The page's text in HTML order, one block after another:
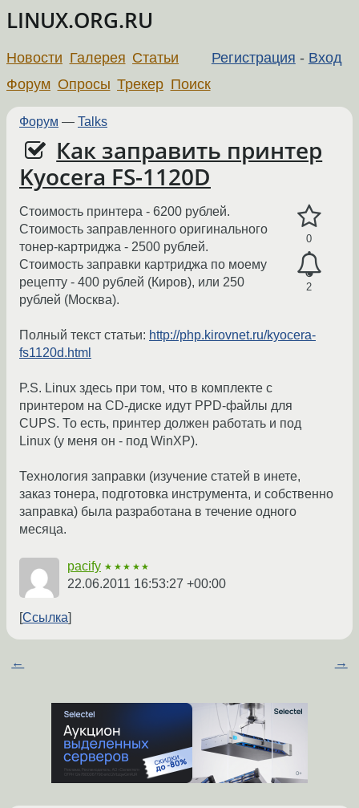
LINUX.ORG.RU
Регистрация - Вход
Новости Галерея Статьи
Форум Опросы Трекер Поиск
Форум — Talks
Как заправить принтер
Kyocera FS-1120D
0
2
Стоимость принтера - 6200 рублей.
Стоимость заправленного оригинального
тонер-картриджа - 2500 рублей.
Стоимость заправки картриджа по моему
рецепту - 400 рублей (Киров), или 250
рублей (Москва).
Полный текст статьи: http://php.kirovnet.ru/kyocera-
fs1120d.html
P.S. Linux здесь при том, что в комплекте с
принтером на CD-диске идут PPD-файлы для
CUPS. То есть, принтер должен работать и под
Linux (у меня он - под WinXP).
Технология заправки (изучение статей в инете,
заказ тонера, подготовка инструмента, и собственно
заправка) была разработана в течение одного
месяца.
pacify ★★★★★
22.06.2011 16:53:27 +00:00
Ссылка
← →